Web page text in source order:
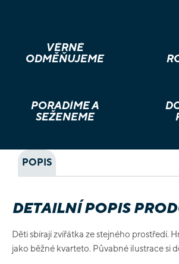
VĚRNÉ
ODMĚŇUJEME
PORADÍME A
SEŽENEME
POPIS
DETAILNÍ POPIS
Děti sbírají zvířátka ze stejného prostředí.
jako běžné kvarteto. Půvabné ilustrace si